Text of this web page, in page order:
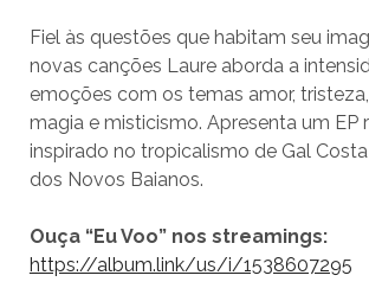
Fiel às questões que habitam seu
novas canções Laure aborda a
emoções com os temas amor,
magia e misticismo. Apresenta um EP
inspirado no tropicalismo de Gal
dos Novos Baianos.
Ouça “Eu Voo” nos streamings:
https://album.link/us/i/1538607295